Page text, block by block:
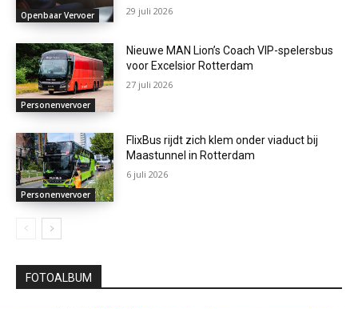
Openbaar Vervoer 29 juli 2026
Personenvervoer
Nieuwe MAN Lion’s Coach VIP-spelersbus
voor Excelsior Rotterdam
27 juli 2026
Personenvervoer
FlixBus rijdt zich klem onder viaduct bij
Maastunnel in Rotterdam
6 juli 2026
FOTOALBUM